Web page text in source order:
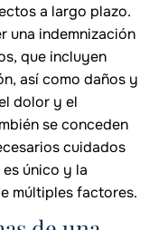
a largo plazo.
una indemnización
que incluyen
así como daños y
dolor y el
se conceden
cuidados
único y la
múltiples factores.